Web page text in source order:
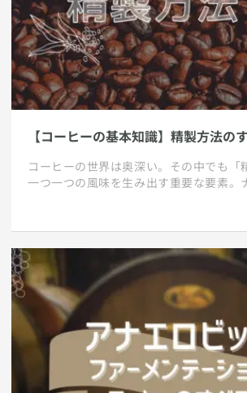
【コーヒーの基本知識】精製方法の
コーヒーの世界は奥深い。その中でも「
一つ一つの風味を生み出す重要な要素。
ォッシュド法、パルプドナチュラル法、
法、そしてスマトラ式を詳しく解説。あ
験をもっと豊かにするための情報を提供